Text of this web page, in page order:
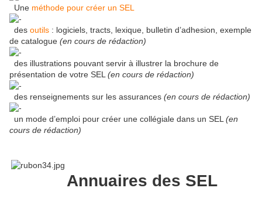
Une méthode pour créer un SEL
des outils : logiciels, tracts, lexique, bulletin d’adhesion, exemple
de catalogue (en cours de rédaction)
des illustrations pouvant servir à illustrer la brochure de
présentation de votre SEL(en cours de rédaction)
des renseignements sur les assurances (en cours de rédaction)
un mode d’emploi pour créer une collégiale dans un SEL(en
cours de rédaction)
Annuaires des SEL